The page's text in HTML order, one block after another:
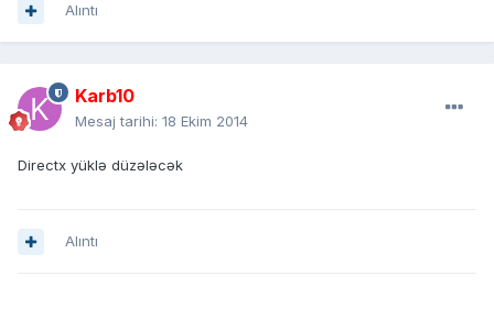
Alıntı
Karb10
Mesaj tarihi: 18 Ekim 2014
Directx yüklə düzələcək
Alıntı